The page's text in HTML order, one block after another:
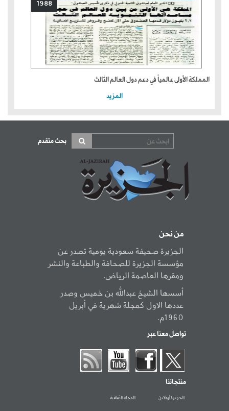
1988
المملكة الأولى عالمياً في دعم دول العالم الثالث
المزيد
بحث متقدم
من نحن
الجزيرة صحيفة سعودية يومية تصدر عن
مؤسسة الجزيرة للصحافة والطباعة والنشر
ومقرها العاصمة الرياض.
أسسها الشيخ عبدالله بن خميس وصدر
عددها الاول كمجلة شهرية في أبريل
1960م.
تواصل معنا عبر
منتجاتنا
الجزيرة أونلاين المجلة الثقافية